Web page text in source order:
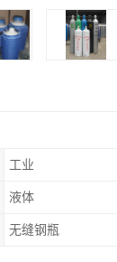
工业
液体
无缝钢瓶